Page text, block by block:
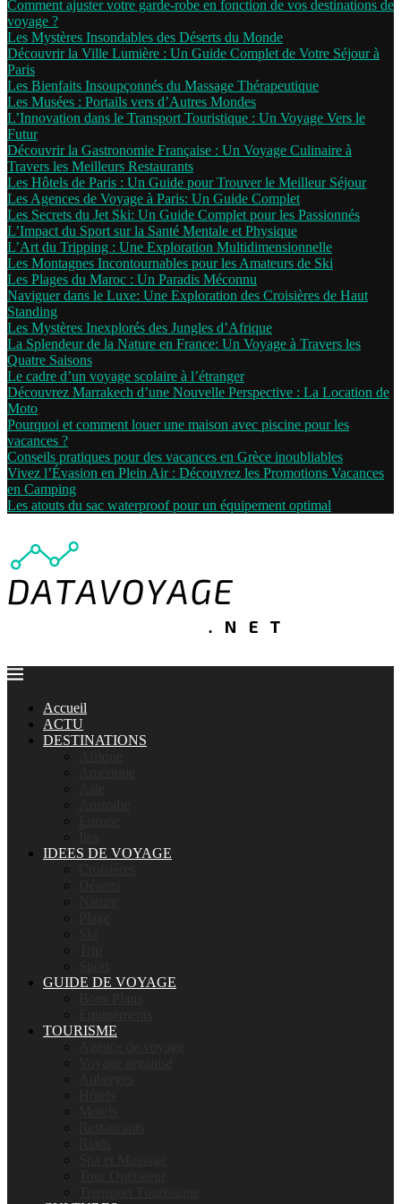
Comment ajuster votre garde-robe en fonction de vos destinations de
voyage ?
Les Mystères Insondables des Déserts du Monde
Découvrir la Ville Lumière : Un Guide Complet de Votre Séjour à
Paris
Les Bienfaits Insoupçonnés du Massage Thérapeutique
Les Musées : Portails vers d’Autres Mondes
L’Innovation dans le Transport Touristique : Un Voyage Vers le
Futur
Découvrir la Gastronomie Française : Un Voyage Culinaire à
Travers les Meilleurs Restaurants
Les Hôtels de Paris : Un Guide pour Trouver le Meilleur Séjour
Les Agences de Voyage à Paris: Un Guide Complet
Les Secrets du Jet Ski: Un Guide Complet pour les Passionnés
L’Impact du Sport sur la Santé Mentale et Physique
L’Art du Tripping : Une Exploration Multidimensionnelle
Les Montagnes Incontournables pour les Amateurs de Ski
Les Plages du Maroc : Un Paradis Méconnu
Naviguer dans le Luxe: Une Exploration des Croisières de Haut
Standing
Les Mystères Inexplorés des Jungles d’Afrique
La Splendeur de la Nature en France: Un Voyage à Travers les
Quatre Saisons
Le cadre d’un voyage scolaire à l’étranger
Découvrez Marrakech d’une Nouvelle Perspective : La Location de
Moto
Pourquoi et comment louer une maison avec piscine pour les
vacances ?
Conseils pratiques pour des vacances en Grèce inoubliables
Vivez l’Évasion en Plein Air : Découvrez les Promotions Vacances
en Camping
Les atouts du sac waterproof pour un équipement optimal
Accueil
ACTU
DESTINATIONS
IDEES DE VOYAGE
GUIDE DE VOYAGE
TOURISME